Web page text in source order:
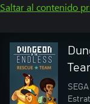
Saltar al contenido